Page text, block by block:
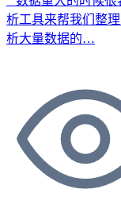
析工具来帮我们整
析大量数据的…